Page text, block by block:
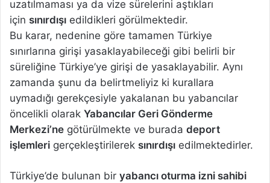
uzatılmaması ya da vize sürelerini aştıkları
için sınırdışı edildikleri görülmektedir.
Bu karar, nedenine göre tamamen Türkiye
sınırlarına girişi yasaklayabileceği gibi belirli bir
süreliğine Türkiye’ye girişi de yasaklayabilir. Aynı
zamanda şunu da belirtmeliyiz ki kurallara
uymadığı gerekçesiyle yakalanan bu yabancılar
öncelikli olarak Yabancılar Geri Gönderme
Merkezi’ne götürülmekte ve burada deport
işlemleri gerçekleştirilerek sınırdışı edilmektedirler.
Türkiye’de bulunan bir yabancı oturma izni sahibi